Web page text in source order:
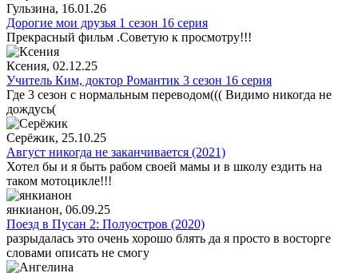
Гульзина, 16.01.26
Дорогие мои друзья 1 сезон 16 серия
Прекрасный фильм .Советую к просмотру!!!
Ксения, 02.12.25
Учитель Ким, доктор Романтик 3 сезон 16 серия
Где 3 сезон с нормальным переводом((( Видимо никогда не
дождусь(
Серёжик, 25.10.25
Август никогда не заканчивается (2021)
Хотел бы и я быть рабом своей мамы и в школу ездить на
таком мотоцикле!!!
янкианон, 06.09.25
Поезд в Пусан 2: Полуостров (2020)
разрыдалась это очень хорошо блять да я просто в восторге
словами описать не смогу